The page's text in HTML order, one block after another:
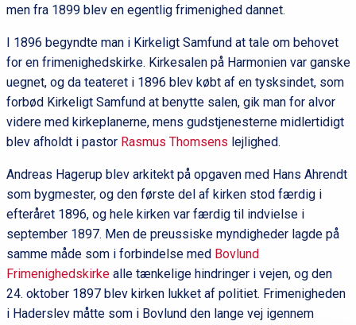
men fra 1899 blev en egentlig frimenighed dannet.
I 1896 begyndte man i Kirkeligt Samfund at tale om behovet
for en frimenighedskirke. Kirkesalen på Harmonien var ganske
uegnet, og da teateret i 1896 blev købt af en tysksindet, som
forbød Kirkeligt Samfund at benytte salen, gik man for alvor
videre med kirkeplanerne, mens gudstjenesterne midlertidigt
blev afholdt i pastor Rasmus Thomsens lejlighed.
Andreas Hagerup blev arkitekt på opgaven med Hans Ahrendt
som bygmester, og den første del af kirken stod færdig i
efteråret 1896, og hele kirken var færdig til indvielse i
september 1897. Men de preussiske myndigheder lagde på
samme måde som i forbindelse med Bovlund
Frimenighedskirkealle tænkelige hindringer i vejen, og den
24. oktober 1897 blev kirken lukket af politiet. Frimenigheden
i Haderslev måtte som i Bovlund den lange vej igennem